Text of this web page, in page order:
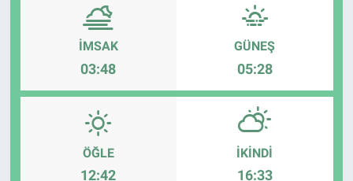
İMSAK
03:48
GÜNEŞ
05:28
ÖĞLE
12:42
İKINDI
16:33
Teknoloji
Tv Medya